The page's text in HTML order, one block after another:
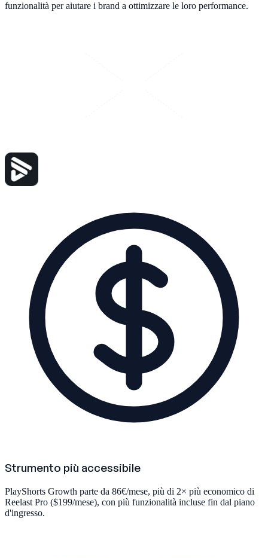
funzionalità per aiutare i brand a ottimizzare le loro performance.
Strumento più accessibile
PlayShorts Growth parte da 86€/mese, più di 2× più economico di
Reelast Pro ($199/mese), con più funzionalità incluse fin dal piano
d'ingresso.